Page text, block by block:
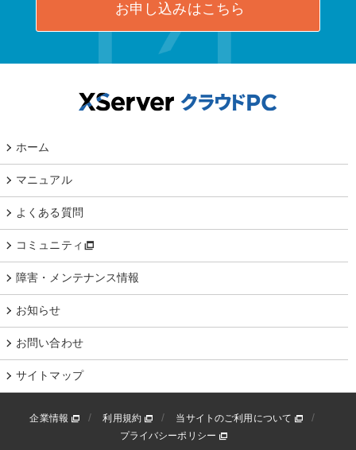
お申し込みはこちら
ホーム
マニュアル
よくある質問
コミュニティ
障害・メンテナンス情報
お知らせ
お問い合わせ
サイトマップ
企業情報 利用規約
当サイトのご利用について
プライバシーポリシー